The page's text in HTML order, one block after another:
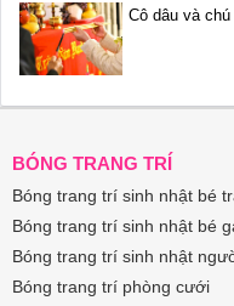
Cô dâu và
BÓNG TRANG TRÍ
Bóng trang trí sinh nhật bé
Bóng trang trí sinh nhật bé
Bóng trang trí sinh nhật
Bóng trang trí phòng cưới